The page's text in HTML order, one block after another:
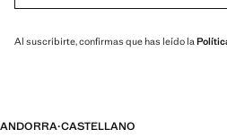
Al suscribirte, confirmas que has leído la
ANDORRA·CASTELLANO